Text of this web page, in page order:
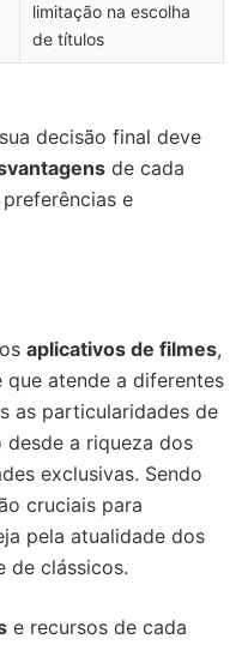
limitação na escolha
de títulos
decisão final deve
de cada
e
aplicativos de filmes,
atende a diferentes
as particularidades de
a riqueza dos
exclusivas. Sendo
cruciais para
pela atualidade dos
de clássicos.
e recursos de cada